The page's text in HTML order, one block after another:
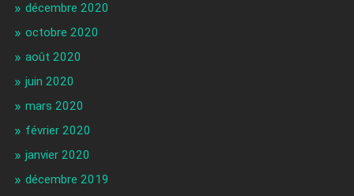
décembre 2020
octobre 2020
août 2020
juin 2020
mars 2020
février 2020
janvier 2020
décembre 2019